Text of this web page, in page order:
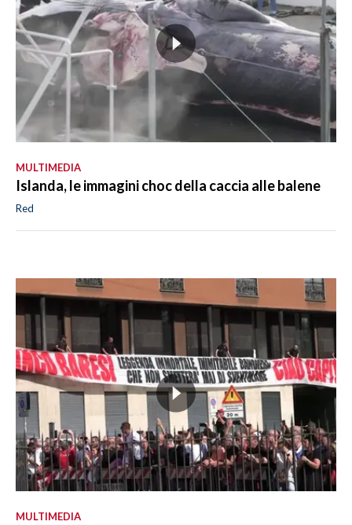
MULTIMEDIA
Islanda, le immagini choc della caccia alle balene
Red
MULTIMEDIA